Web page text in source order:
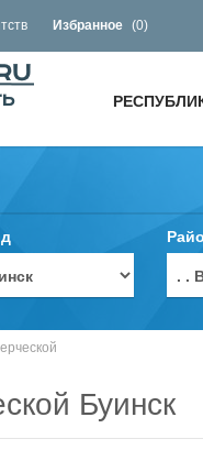
Избранное (0)
. .
Буинск